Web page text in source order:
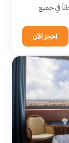
في جميع
احجز الآن